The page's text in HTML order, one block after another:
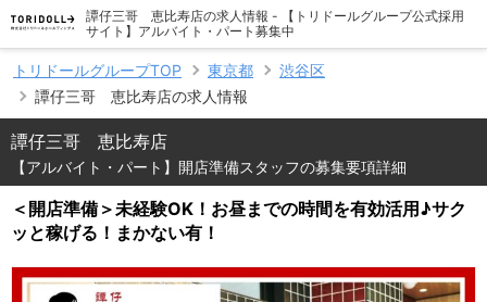
譚仔三哥 恵比寿店の求人情報 - 【トリドールグループ公式採用
サイト】アルバイト・パート募集中
トリドールグループTOP 東京都
渋谷区
譚仔三哥 恵比寿店の求人情報
譚仔三哥 恵比寿店
【アルバイト・パート】開店準備スタッフの募集要項詳細
＜開店準備＞未経験OK！お昼までの時間を有効活用♪サク
ッと稼げる！まかない有！